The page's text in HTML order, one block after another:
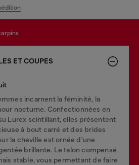
ET COUPES
incarnent la féminité, la
nocturne. Confectionnées en
Lurex scintillant, elles présentent
à bout carré et des brides
la cheville est ornée d'une
brillante. Le talon compensé
stable, vous permettant de faire